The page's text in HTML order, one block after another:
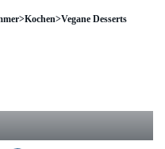
Desserts